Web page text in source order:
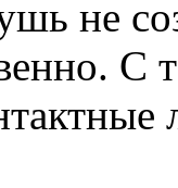
не